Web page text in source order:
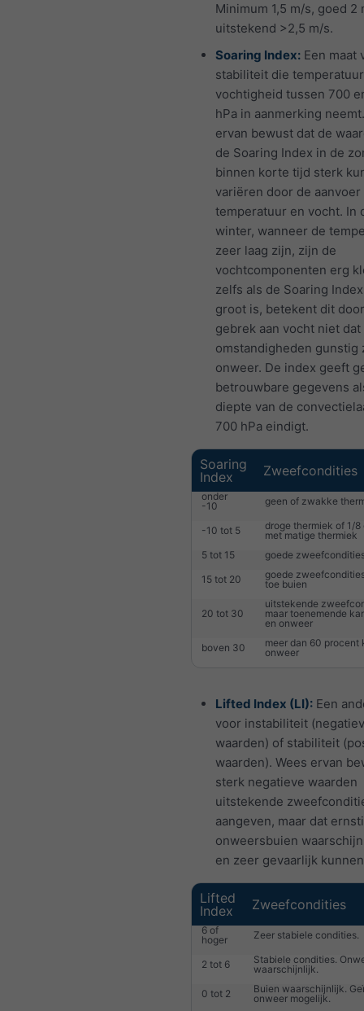
Minimum 1,5 m/s, goed 2
uitstekend >2,5 m/s.
Soaring Index: Een maat
stabiliteit die
vochtigheid tussen 700
hPa in aanmerking
ervan bewust dat de
de Soaring Index in de
binnen korte tijd sterk
variëren door de aanvoer
temperatuur en vocht. In
winter, wanneer de
zeer laag zijn, zijn de
vochtcomponenten erg
zelfs als de Soaring
groot is, betekent dit
gebrek aan vocht niet dat
omstandigheden gunstig
onweer. De index geeft
betrouwbare gegevens
diepte van de
700 hPa eindigt.
Soaring
Index
Zweefcondities
onder
-10
geen of zwakke
-10 tot 5
droge thermiek of 1/8
met matige thermiek
5 tot 15
goede
15 tot 20
goede
toe buien
20 tot 30
uitstekende
maar toenemende
en onweer
boven 30
meer dan 60 procent
onweer
Lifted Index (LI): Een
voor instabiliteit
waarden) of stabiliteit
waarden). Wees ervan
sterk negatieve waarden
uitstekende
aangeven, maar dat
onweersbuien
en zeer gevaarlijk
Lifted
Index
Zweefcondities
6 of
hoger
Zeer stabiele condities.
2 tot 6
Stabiele condities.
waarschijnlijk.
0 tot 2
Buien waarschijnlijk.
onweer mogelijk.